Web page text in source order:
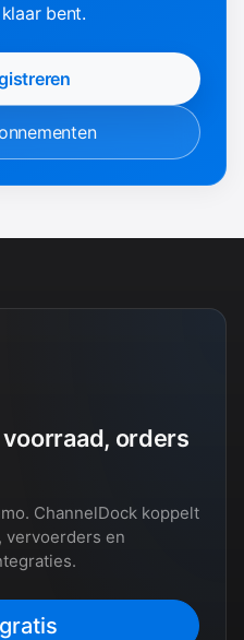
bent.
orders
ChannelDock koppelt
vervoerders en